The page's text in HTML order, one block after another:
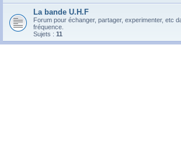
La bande U.H.F
Forum pour échanger, partager, experimenter, etc
fréquence.
Sujets : 11